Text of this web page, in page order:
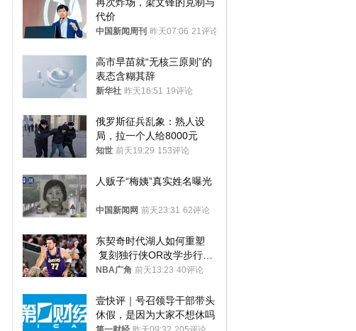
代价
中国新闻周刊 昨天07:06 21评论
高市早苗就“无核三原则”的
表态含糊其辞
新华社 昨天16:51 19评论
俄罗斯征兵乱象：熟人设
局，拉一个人给8000元
知世 前天19:29 153评论
人贩子“梅姨”真实姓名曝光
中国新闻网 前天23:31 62评论
东契奇时代湖人如何重塑
复刻独行侠OR改学步行
者？
NBA广角 前天13:23 40评论
壹快评｜号召领导干部带头
休假，是因为大家不想休吗